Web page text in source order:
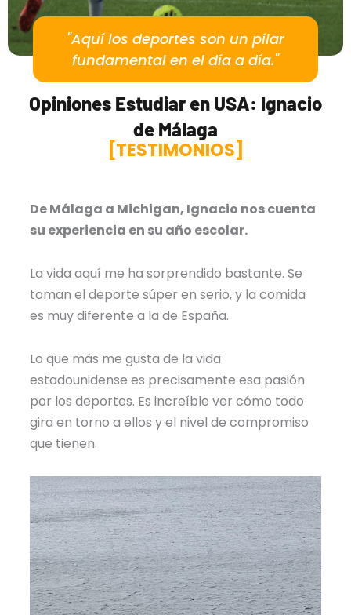
"Aquí los deportes son un pilar
fundamental en el día a día."
Opiniones Estudiar en USA: Ignacio
de Málaga
[TESTIMONIOS]
De Málaga a Michigan, Ignacio nos cuenta
su experiencia en su año escolar.
La vida aquí me ha sorprendido bastante. Se
toman el deporte súper en serio, y la comida
es muy diferente a la de España.
Lo que más me gusta de la vida
estadounidense es precisamente esa pasión
por los deportes. Es increíble ver cómo todo
gira en torno a ellos y el nivel de compromiso
que tienen.